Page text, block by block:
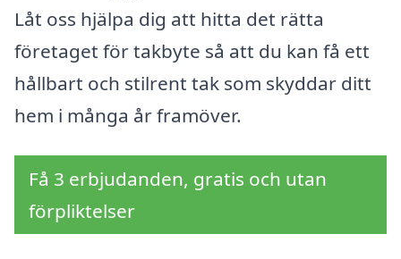
Låt oss hjälpa dig att hitta det rätta
företaget för takbyte så att du kan få ett
hållbart och stilrent tak som skyddar ditt
hem i många år framöver.
Få 3 erbjudanden, gratis och utan
förpliktelser